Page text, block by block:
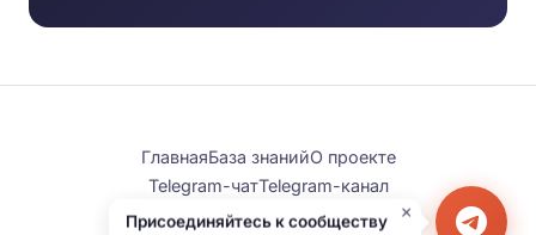
ГлавнаяБаза знанийО проекте
Telegram-чатTelegram-канал
© 2026 open-claw.su
Присоединяйтесь к сообществу ×